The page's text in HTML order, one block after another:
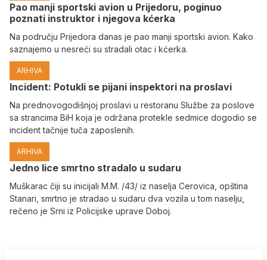
Pao manji sportski avion u Prijedoru, poginuo
poznati instruktor i njegova kćerka
Na području Prijedora danas je pao manji sportski avion. Kako
saznajemo u nesreći su stradali otac i kćerka.
ARHIVA
Incident: Potukli se pijani inspektori na proslavi
Na prednovogodišnjoj proslavi u restoranu Službe za poslove
sa strancima BiH koja je održana protekle sedmice dogodio se
incident tačnije tuča zaposlenih.
ARHIVA
Јedno lice smrtno stradalo u sudaru
Muškarac čiji su inicijali M.M. /43/ iz naselja Cerovica, opština
Stanari, smrtno je stradao u sudaru dva vozila u tom naselju,
rečeno je Srni iz Policijske uprave Doboj.